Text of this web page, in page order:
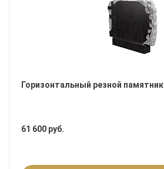
Горизонтальный резной памятник
61 600 руб.